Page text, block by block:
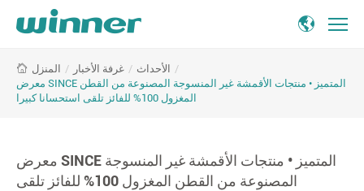
SINCE
المتميز
غير
المنسوجة
المنزل / غرفة الأخبار / الأحداث /
معرض SINCE المتميز • منتجات الأقمشة غير المنسوجة المصنوعة من القطن
المغزول 100% للفائز تلقى استحسانا كبيرا
معرض SINCE المتميز • منتجات الأقمشة غير المنسوجة
المصنوعة من القطن المغزول 100% للفائز تلقى